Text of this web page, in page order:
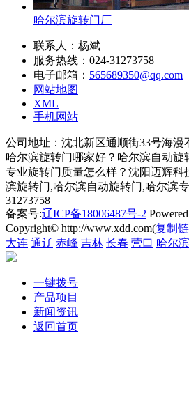
哈尔滨旋转门厂
联系人：杨斌
服务热线：024-31273758
电子邮箱： 565689350@qq.com
网站地图
XML
手机网站
公司地址：沈北新区通顺街33号海漫
哈尔滨旋转门哪家好？哈尔滨自动
专业旋转门质量怎么样？沈阳迈辉科
滨旋转门,哈尔滨自动旋转门,哈尔滨
31273758
备案号:辽ICP备18006487号-2
Copyright© http://www.xdd.com(复制
大连 通辽 赤峰 吉林 长春 营口 哈尔滨
一键拨号
产品项目
新闻资讯
返回首页